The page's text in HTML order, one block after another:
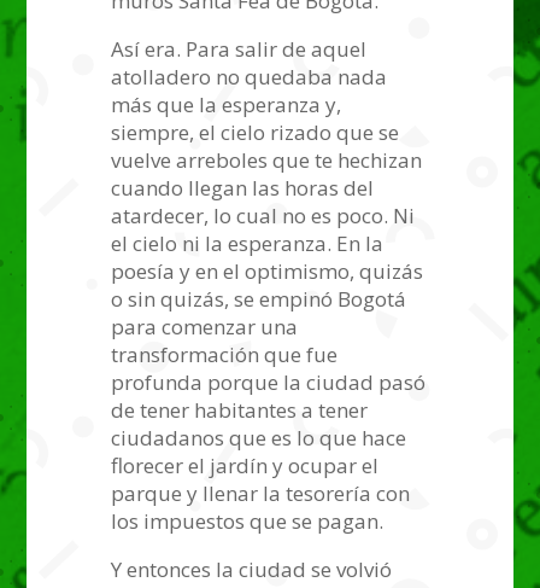
Así era. Para salir de aquel
atolladero no quedaba nada
más que la esperanza y,
siempre, el cielo rizado que se
vuelve arreboles que te hechizan
cuando llegan las horas del
atardecer, lo cual no es poco. Ni
el cielo ni la esperanza. En la
poesía y en el optimismo, quizás
o sin quizás, se empinó Bogotá
para comenzar una
transformación que fue
profunda porque la ciudad pasó
de tener habitantes a tener
ciudadanos que es lo que hace
florecer el jardín y ocupar el
parque y llenar la tesorería con
los impuestos que se pagan.
Y entonces la ciudad se volvió